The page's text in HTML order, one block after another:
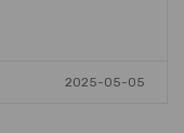
2025-05-05